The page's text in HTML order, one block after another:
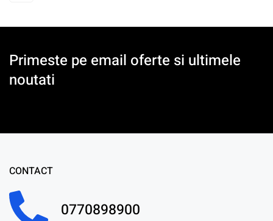
Primeste pe email oferte si ultimele
noutati
CONTACT
0770898900